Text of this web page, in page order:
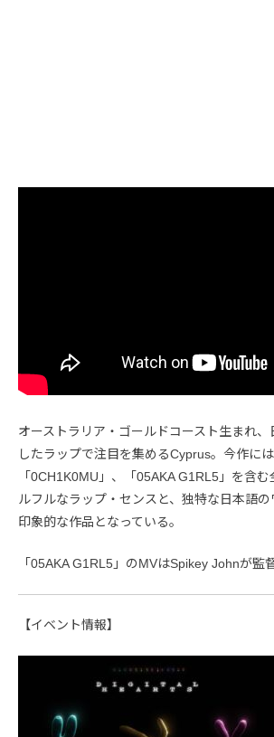
オーストラリア・ゴールドコースト生まれ
したラップで注目を集めるCyprus。今作に
「0CH1K0MU」、「05AKA G1RL5」を含
ルフルなラップ・センスと、独特な日本語
印象的な作品となっている。
「05AKA G1RL5」のMVはSpikey Johnが監
【イベント情報】